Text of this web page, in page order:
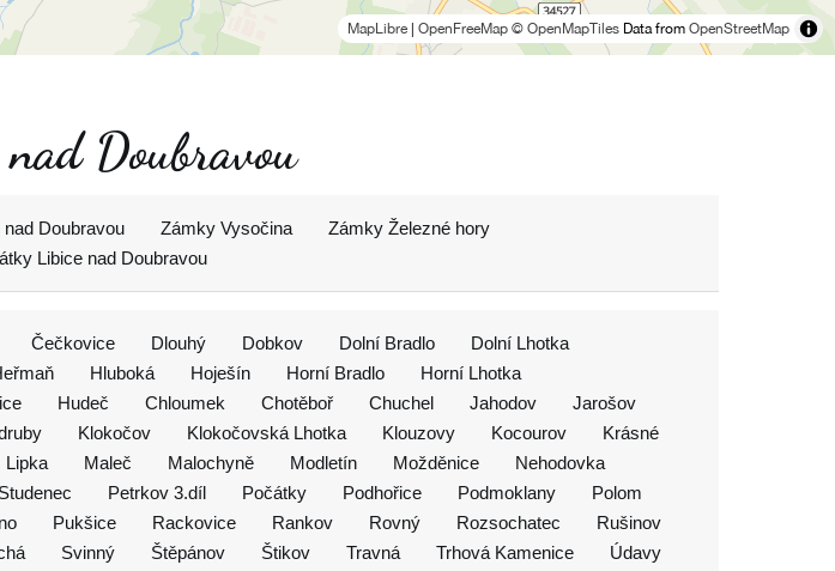
MapLibre OpenFreeMap © OpenMapTiles Data from OpenStreetMap
Doubravou
Doubravou Zámky Vysočina
Zámky Železné hory
Libice nad Doubravou
Čečkovice Dlouhý Dobkov Dolní Bradlo
Dolní Lhotka
Hluboká Hoješín Horní Bradlo
Horní Lhotka
Hudeč Chloumek Chotěboř Chuchel Jahodov
Jarošov
Klokočov Klokočovská Lhotka Klouzovy Kocourov
Krásné
Lipka Maleč Malochyně Modletín Možděnice
Nehodovka
Petrkov 3.díl Počátky Podhořice Podmoklany
Polom
Pukšice Rackovice Rankov Rovný Rozsochatec
Rušinov
Svinný Štěpánov Štikov Travná Trhová Kamenice
Údavy